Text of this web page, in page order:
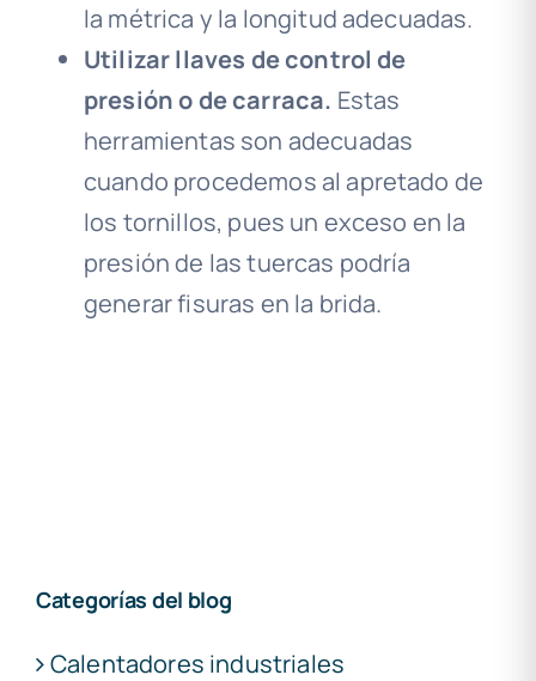
la métrica y la longitud adecuadas.
Utilizar llaves de control de
presión o de carraca. Estas
herramientas son adecuadas
cuando procedemos al apretado de
los tornillos, pues un exceso en la
presión de las tuercas podría
generar fisuras en la brida.
Categorías del blog
Calentadores industriales